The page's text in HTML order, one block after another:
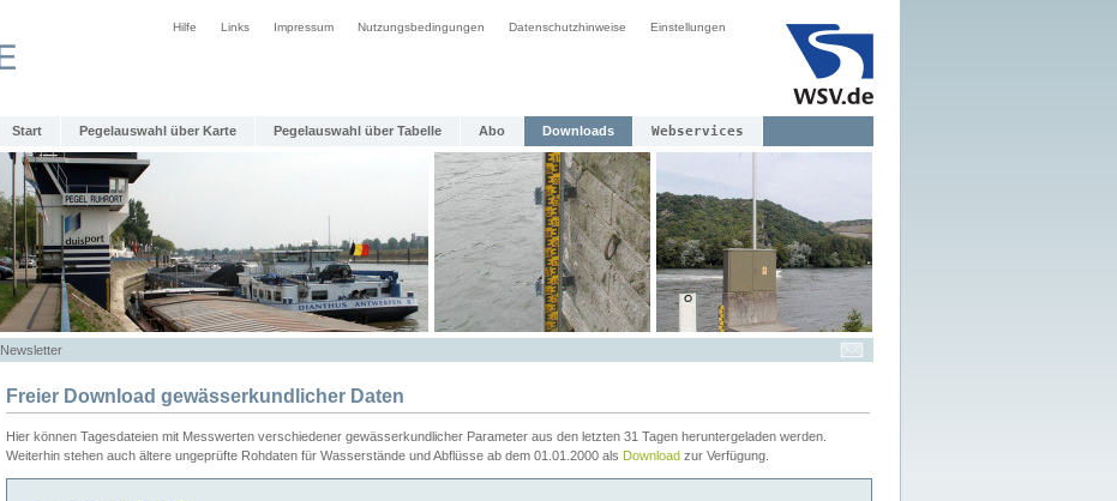
Hilfe Links Impressum Nutzungsbedingungen Datenschutzhinweise Einstellungen
Start Pegelauswahl über Karte Pegelauswahl über Tabelle Abo Downloads Webservices
Newsletter
Freier Download gewässerkundlicher Daten
Hier können Tagesdateien mit Messwerten verschiedener gewässerkundlicher Parameter aus den letzten 31 Tagen heruntergeladen werden.
Weiterhin stehen auch ältere ungeprüfte Rohdaten für Wasserstände und Abflüsse ab dem 01.01.2000 als Download zur Verfügung.